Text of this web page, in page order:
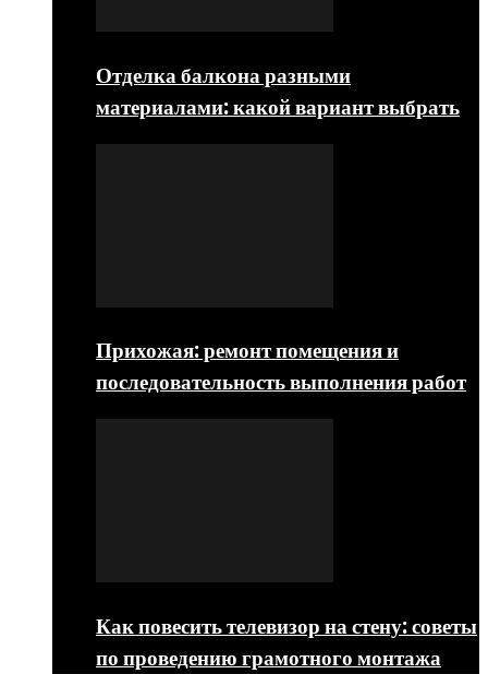
Отделка балкона разными
материалами: какой вариант выбрать
Прихожая: ремонт помещения и
последовательность выполнения работ
Как повесить телевизор на стену: советы
по проведению грамотного монтажа